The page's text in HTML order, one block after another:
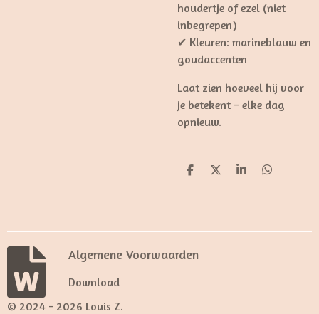
houdertje of ezel (niet
inbegrepen)
✔ Kleuren: marineblauw en
goudaccenten
Laat zien hoeveel hij voor
je betekent – elke dag
opnieuw.
D
D
S
D
Algemene Voorwaarden
Download
© 2024 - 2026 Louis Z.